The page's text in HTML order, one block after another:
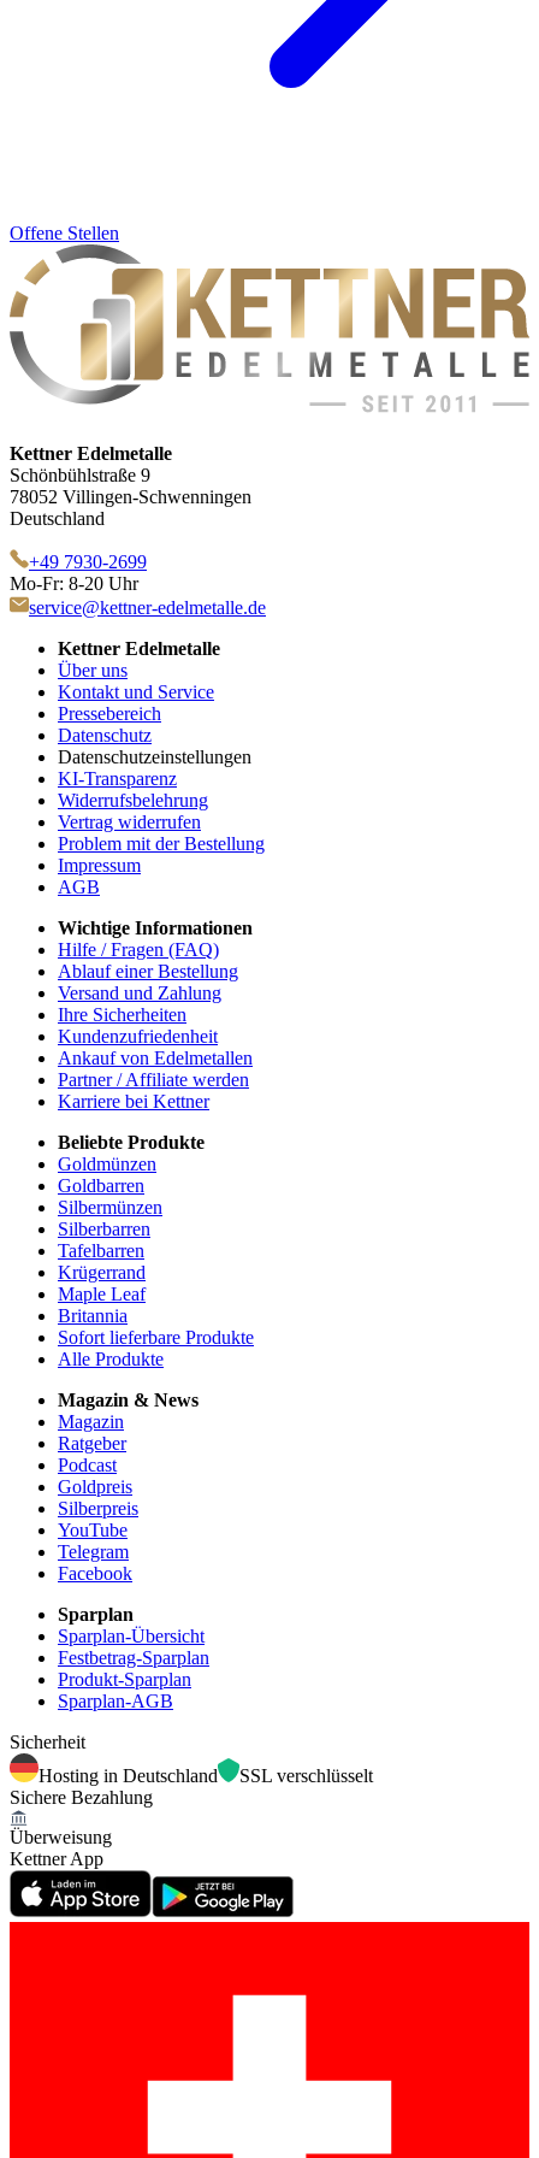
Offene Stellen
Kettner Edelmetalle
Schönbühlstraße 9
78052 Villingen-Schwenningen
Deutschland
+49 7930-2699
Mo-Fr: 8-20 Uhr
service@kettner-edelmetalle.de
Kettner Edelmetalle
Über uns
Kontakt und Service
Pressebereich
Datenschutz
Datenschutzeinstellungen
KI-Transparenz
Widerrufsbelehrung
Vertrag widerrufen
Problem mit der Bestellung
Impressum
AGB
Wichtige Informationen
Hilfe / Fragen (FAQ)
Ablauf einer Bestellung
Versand und Zahlung
Ihre Sicherheiten
Kundenzufriedenheit
Ankauf von Edelmetallen
Partner / Affiliate werden
Karriere bei Kettner
Beliebte Produkte
Goldmünzen
Goldbarren
Silbermünzen
Silberbarren
Tafelbarren
Krügerrand
Maple Leaf
Britannia
Sofort lieferbare Produkte
Alle Produkte
Magazin & News
Magazin
Ratgeber
Podcast
Goldpreis
Silberpreis
YouTube
Telegram
Facebook
Sparplan
Sparplan-Übersicht
Festbetrag-Sparplan
Produkt-Sparplan
Sparplan-AGB
Sicherheit
Hosting in Deutschland
SSL verschlüsselt
Sichere Bezahlung
Überweisung
Kettner App